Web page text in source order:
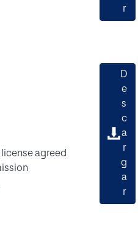
r
agreed
D
e
s
c
a
r
g
a
r